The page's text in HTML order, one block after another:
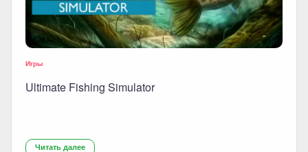
Игры
Ultimate Fishing Simulator
Читать далее